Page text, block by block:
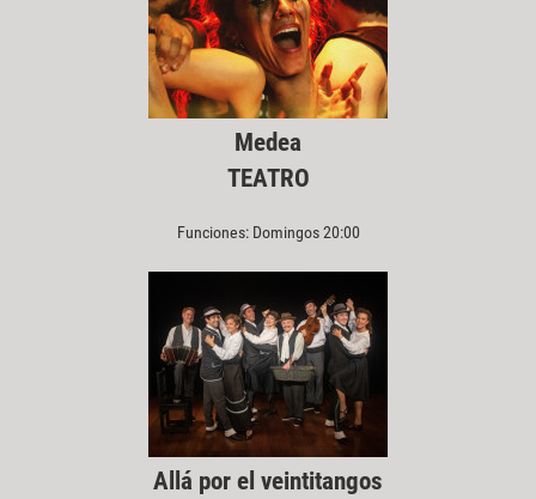
Medea
TEATRO
Funciones: Domingos 20:00
Allá por el veintitangos